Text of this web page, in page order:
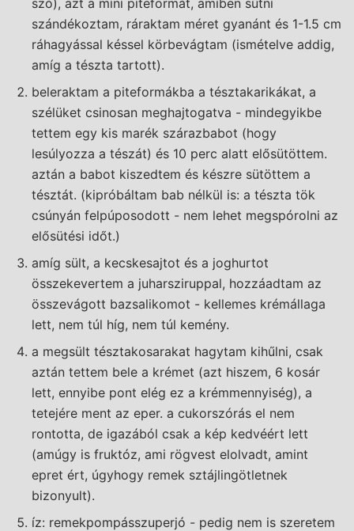
szándékoztam, ráraktam méret gyanánt és 1-1.5 cm
ráhagyással késsel körbevágtam (ismételve addig,
amí­g a tészta tartott).
beleraktam a piteformákba a tésztakarikákat, a
szélüket csi­nosan meghajtogatva - mindegyikbe
tettem egy kis marék szárazbabot (hogy
lesúlyozza a tészát) és 10 perc alatt elősütöttem.
aztán a babot kiszedtem és készre sütöttem a
tésztát. (kipróbáltam bab nélkül is: a tészta tök
csúnyán felpúposodott - nem lehet megspórolni az
elősütési időt.)
amíg sült, a kecskesajtot és a joghurtot
összekevertem a juharsziruppal, hozzáadtam az
összevágott bazsalikomot - kellemes krémállaga
lett, nem túl hí­g, nem túl kemény.
a megsült tésztakosarakat hagytam kihűlni, csak
aztán tettem bele a krémet (azt hiszem, 6 kosár
lett, ennyibe pont elég ez a krémmennyiség), a
tetejére ment az eper. a cukorszórás el nem
rontotta, de igazából csak a kép kedvéért lett
(amúgy is fruktóz, ami rögvest elolvadt, amint
epret ért, úgyhogy remek sztájlingötletnek
bizonyult).
í­z: remekpompásszuperjó - pedig nem is szeretem